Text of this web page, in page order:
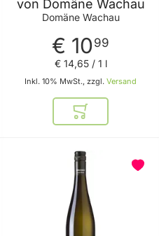
von Domäne Wachau
Domäne Wachau
€ 1099
Inkl. 10% MwSt., zzgl. Versand
€ 14,65/ 1 l
In den